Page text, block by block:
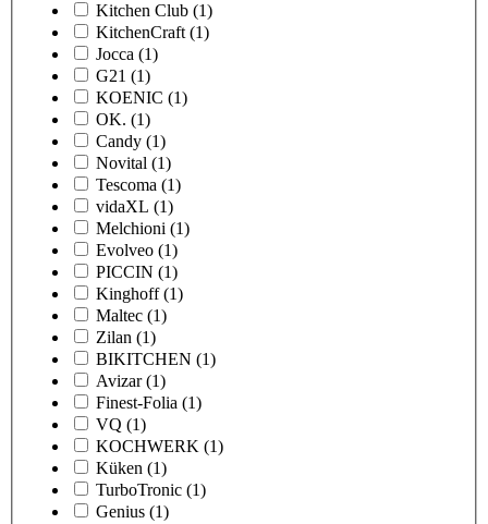
Kitchen Club (1)
KitchenCraft (1)
Jocca (1)
G21 (1)
KOENIC (1)
OK. (1)
Candy (1)
Novital (1)
Tescoma (1)
vidaXL (1)
Melchioni (1)
Evolveo (1)
PICCIN (1)
Kinghoff (1)
Maltec (1)
Zilan (1)
BIKITCHEN (1)
Avizar (1)
Finest-Folia (1)
VQ (1)
KOCHWERK (1)
Küken (1)
TurboTronic (1)
Genius (1)